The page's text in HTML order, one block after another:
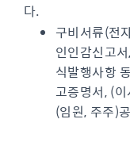
다.
구비서류(전
인인감신고
식발행사항
고증명서, (
(임원, 주주)